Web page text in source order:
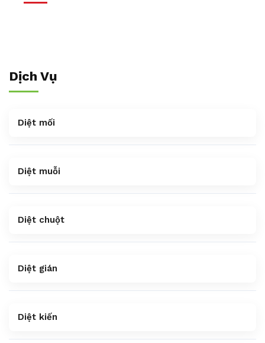
Dịch Vụ
Diệt mối
Diệt muỗi
Diệt chuột
Diệt gián
Diệt kiến